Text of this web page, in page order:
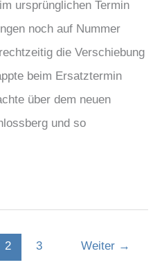
ursprünglichen Termin
noch auf Nummer
die Verschiebung
beim Ersatztermin
über dem neuen
und so
2 3 Weiter →